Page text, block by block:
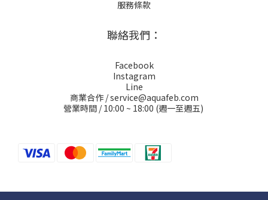
服務條款
聯絡我們：
Facebook
Instagram
Line
商業合作 / service@aquafeb.com
營業時間 / 10:00 ~ 18:00 (週一至週五)